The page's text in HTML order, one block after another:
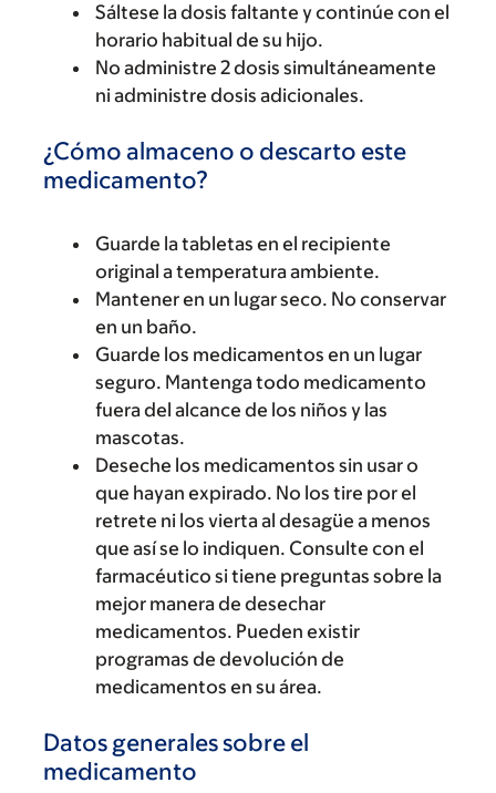
Sáltese la dosis faltante y continúe con el
horario habitual de su hijo.
No administre 2 dosis simultáneamente
ni administre dosis adicionales.
¿Cómo almaceno o descarto este
medicamento?
Guarde la tabletas en el recipiente
original a temperatura ambiente.
Mantener en un lugar seco. No conservar
en un baño.
Guarde los medicamentos en un lugar
seguro. Mantenga todo medicamento
fuera del alcance de los niños y las
mascotas.
Deseche los medicamentos sin usar o
que hayan expirado. No los tire por el
retrete ni los vierta al desagüe a menos
que así se lo indiquen. Consulte con el
farmacéutico si tiene preguntas sobre la
mejor manera de desechar
medicamentos. Pueden existir
programas de devolución de
medicamentos en su área.
Datos generales sobre el
medicamento